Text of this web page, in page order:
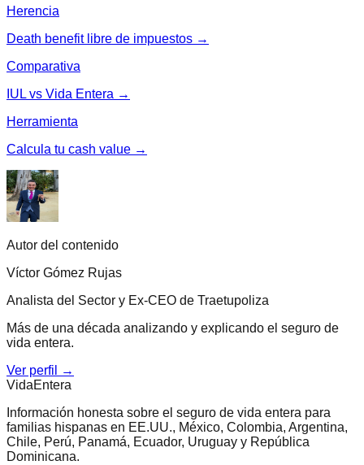
Herencia
Death benefit libre de impuestos →
Comparativa
IUL vs Vida Entera →
Herramienta
Calcula tu cash value →
Autor del contenido
Víctor Gómez Rujas
Analista del Sector y Ex-CEO de Traetupoliza
Más de una década analizando y explicando el seguro de
vida entera.
Ver perfil →
VidaEntera
Información honesta sobre el seguro de vida entera para
familias hispanas en EE.UU., México, Colombia, Argentina,
Chile, Perú, Panamá, Ecuador, Uruguay y República
Dominicana.